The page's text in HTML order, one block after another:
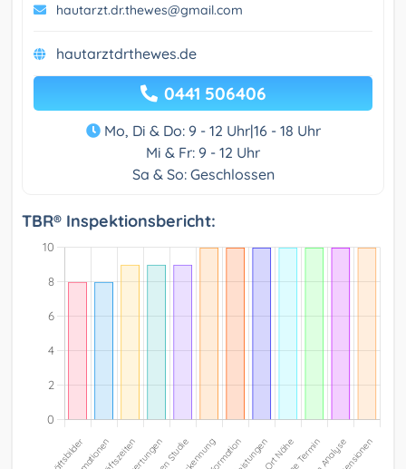
hautarzt.dr.thewes@gmail.com
hautarztdrthewes.de
0441 506406
Mo, Di & Do: 9 - 12 Uhr|16 - 18 Uhr
Mi & Fr: 9 - 12 Uhr
Sa & So: Geschlossen
TBR® Inspektionsbericht: